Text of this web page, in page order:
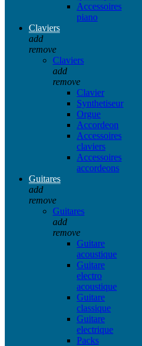
Accessoires
piano
Claviers
add
remove
Claviers
add
remove
Clavier
Synthetiseur
Orgue
Accordeon
Accessoires
claviers
Accessoires
accordeons
Guitares
add
remove
Guitares
add
remove
Guitare
acoustique
Guitare
electro
acoustique
Guitare
classique
Guitare
electrique
Packs